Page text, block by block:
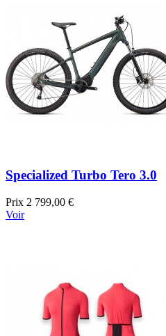
Specialized Turbo Tero 3.0
Prix 2 799,00 €
Voir